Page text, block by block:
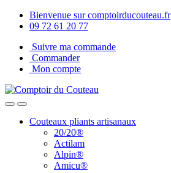
Skip
Skip
Bienvenue sur comptoirducouteau.fr
09 72 61 20 77
Suivre ma commande
Commander
Mon compte
OpenClose
Couteaux pliants artisanaux
20/20®
Actilam
Alpin®
Amicu®